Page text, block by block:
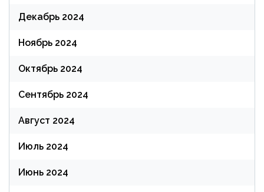
Декабрь 2024
Ноябрь 2024
Октябрь 2024
Сентябрь 2024
Август 2024
Июль 2024
Июнь 2024